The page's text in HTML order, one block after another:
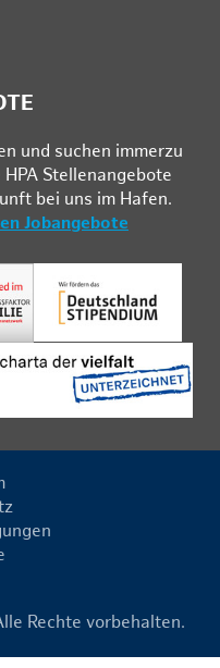
und su­chen im­mer­zu
Stel­len­an­ge­bo­te
bei uns im Ha­fen.
Jobangebote
Rechte vorbehalten.